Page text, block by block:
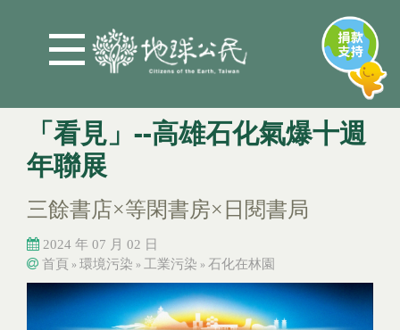
「看見」--高雄石化氣爆十週
年聯展
三餘書店×等閑書房×日閱書局
2024 年 07 月 02 日
您在這裡
首頁 » 環境污染 » 工業污染 » 石化在林園
您在這裡